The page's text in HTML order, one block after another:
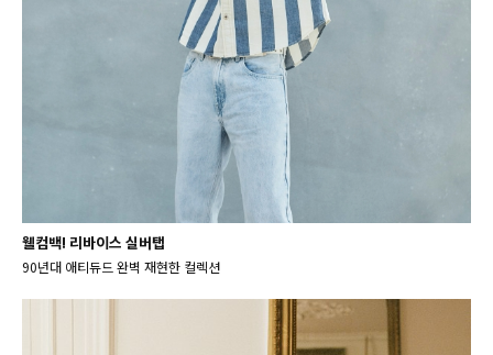
웰컴백! 리바이스 실버탭
90년대 애티듀드 완벽 재현한 컬렉션